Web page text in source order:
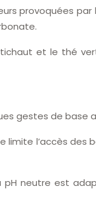
provoquées par
et le thé
gestes de base
l’accès des
pH neutre est